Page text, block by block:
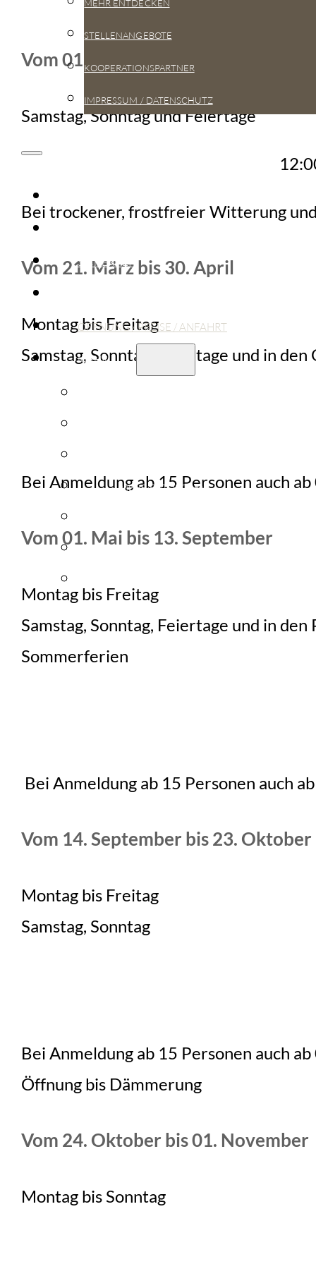
MEHR ENTDECKEN
STELLENANGEBOTE
KOOPERATIONSPARTNER
IMPRESSUM / DATENSCHUTZ
SICHERHEIT
ÖFFNUNG / PREISE / ANFAHRT
MEHR
MEHR ENTDECKEN
KOOPERATIONSPARTNER
Vom 01. Januar bis 20. März
Samstag, Sonntag und Feiertage
Bei trockener, frostfreier Witterung
Vom 21. März bis 30. April
Montag bis Freitag
Samstag, Sonntag, Feiertage und in
Bei Anmeldung ab 15 Personen auch
Vom 01. Mai bis 13. September
Montag bis Freitag
Samstag, Sonntag, Feiertage und in den
Sommerferien
Bei Anmeldung ab 15 Personen auch
Vom 14. September bis 23. Oktober
Montag bis Freitag
Samstag, Sonntag
Bei Anmeldung ab 15 Personen auch
Öffnung bis Dämmerung
Vom 24. Oktober bis 01. November
Montag bis Sonntag